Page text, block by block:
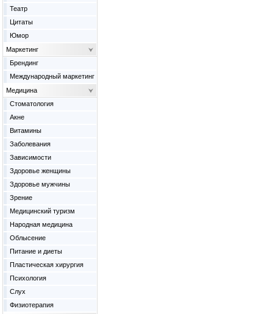
Театр
Цитаты
Юмор
Маркетинг
Брендинг
Международный маркетинг
Медицина
Cтоматология
Акне
Витамины
Заболевания
Зависимости
Здоровье женщины
Здоровье мужчины
Зрение
Медицинский туризм
Народная медицина
Облысение
Питание и диеты
Пластическая хирургия
Психология
Слух
Физиотерапия